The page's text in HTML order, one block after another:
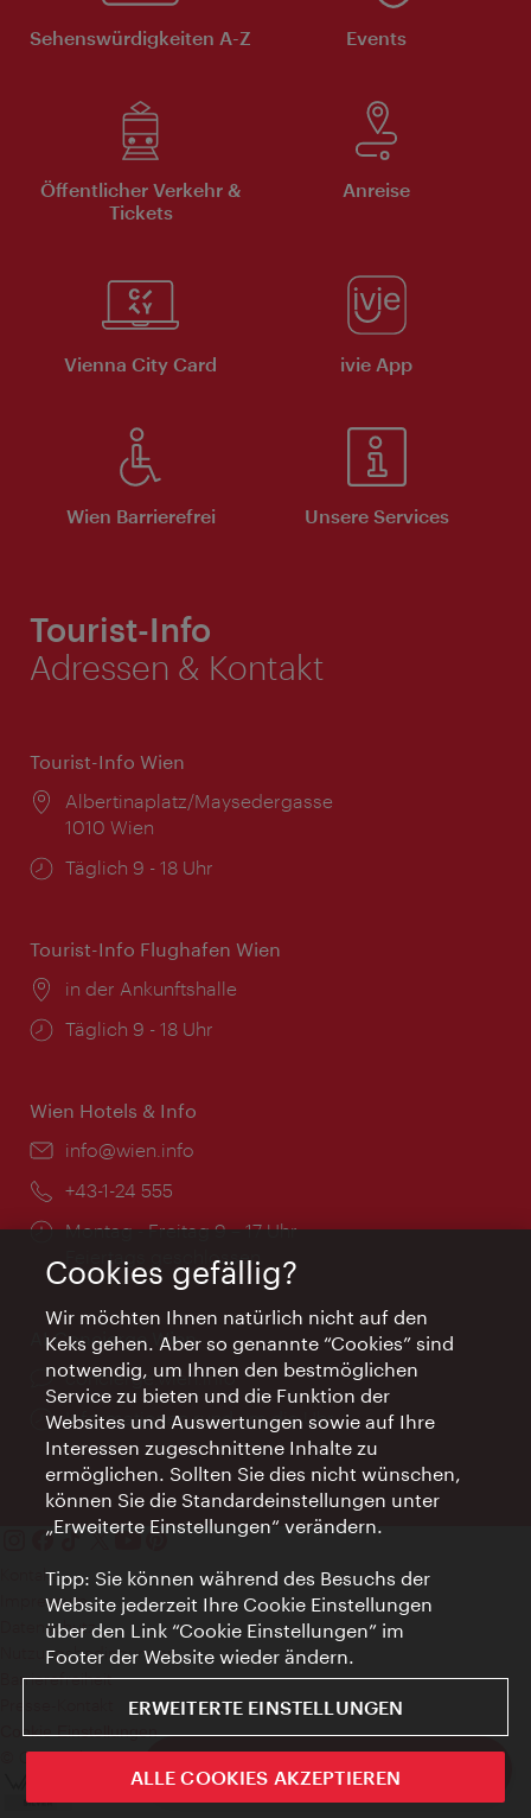
ivie - Die offizielle City Guide App
Sehenswürdigkeiten A-Z Events
Öffentlicher Verkehr &
Tickets
Anreise
Vienna City Card ivie App
Wien Barrierefrei Unsere Services
Tourist-Info
Adressen & Kontakt
Tourist-Info Wien
Ort:
Albertinaplatz/Maysedergasse
1010 Wien
Öffnungszeiten:
Täglich 9 - 18 Uhr
Tourist-Info Flughafen Wien
Ort:
in der Ankunftshalle
Öffnungszeiten:
Täglich 9 - 18 Uhr
Wien Hotels & Info
Email:
info@wien.info
Telefon:
+43-1-24 555
Öffnungszeiten:
Montag - Freitag 9 – 17 Uhr
Feiertags geschlossen
AI Concierge Wien
Ort:
concierge.wien.info
Öffnungszeiten:
Informationen rund um die Uhr
Kontakt
Impressum
Datenschutz
Nutzungsbedingungen
Barrierefreiheit
Cookie Einstellungen
© Copyright WienTourismus
Cookies gefällig?
Wir möchten Ihnen natürlich nicht auf den
Keks gehen. Aber so genannte “Cookies” sind
notwendig, um Ihnen den bestmöglichen
Service zu bieten und die Funktion der
Websites und Auswertungen sowie auf Ihre
Interessen zugeschnittene Inhalte zu
ermöglichen. Sollten Sie dies nicht wünschen,
können Sie die Standardeinstellungen unter
„Erweiterte Einstellungen“ verändern.
Tipp: Sie können während des Besuchs der
Website jederzeit Ihre Cookie Einstellungen
über den Link “Cookie Einstellungen” im
Footer der Website wieder ändern.
ERWEITERTE EINSTELLUNGEN
ALLE COOKIES AKZEPTIEREN